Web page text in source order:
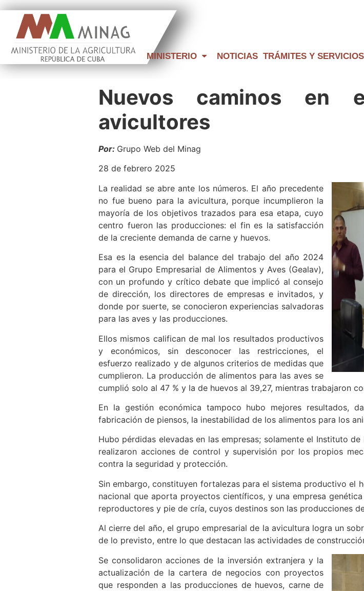
MINISTERIO NOTICIAS TRÁMITES Y SERVICIOS
Nuevos caminos en
avicultores
Por: Grupo Web del Minag
28 de febrero 2025
La realidad se abre ante los números. El año precedente
no fue bueno para la avicultura, porque incumplieron la
mayoría de los objetivos trazados para esa etapa, cuyo
centro fueron las producciones: el fin es la satisfacción
de la creciente demanda de carne y huevos.
Esa es la esencia del balance del trabajo del año 2024
para el Grupo Empresarial de Alimentos y Aves (Gealav),
con un profundo y crítico debate que implicó al consejo
de dirección, los directores de empresas e invitados, y
donde por suerte, se conocieron experiencias salvadoras
para las aves y las producciones.
Ellos mismos califican de mal los resultados productivos
y económicos, sin desconocer las restricciones, el
esfuerzo realizado y de algunos criterios de medidas que
cumplieron. La producción de alimentos para las aves se
cumplió solo al 47 % y la de huevos al 39,27, mientras trabajaron
En la gestión económica tampoco hubo mejores resultados,
fabricación de piensos, la inestabilidad de los alimentos para los
Hubo pérdidas elevadas en las empresas; solamente el Instituto
realizaron acciones de control y supervisión por los propios
contra la seguridad y protección.
Sin embargo, constituyen fortalezas para el sistema productivo el
nacional que aporta proyectos científicos, y una empresa
reproductores y pie de cría, cuyos destinos son las producciones
Al cierre del año, el grupo empresarial de la avicultura logra un
de lo previsto, entre lo que destacan las actividades de
Se consolidaron acciones de la inversión extranjera y la
actualización de la cartera de negocios con proyectos
que responden a las producciones de huevos, carne de